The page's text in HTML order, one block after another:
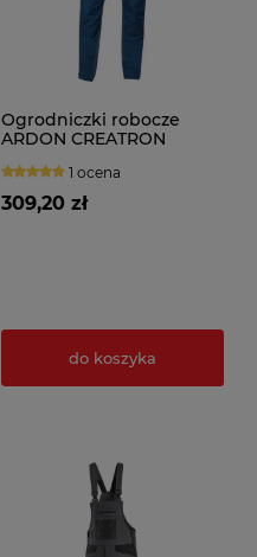
Ogrodniczki robocze
ARDON CREATRON
1 ocena
309,20 zł
do koszyka